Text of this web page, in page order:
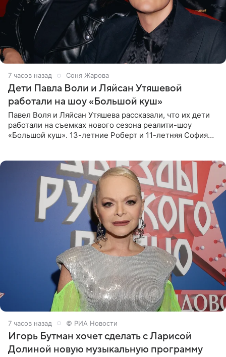
7 часов назад Соня Жарова
Дети Павла Воли и Ляйсан Утяшевой
работали на шоу «Большой куш»
Павел Воля и Ляйсан Утяшева рассказали, что их дети
работали на съемках нового сезона реалити-шоу
«Большой куш». 13-летние Роберт и 11-летняя София
7 часов назад © РИА Новости
Игорь Бутман хочет сделать с Ларисой
Долиной новую музыкальную программу